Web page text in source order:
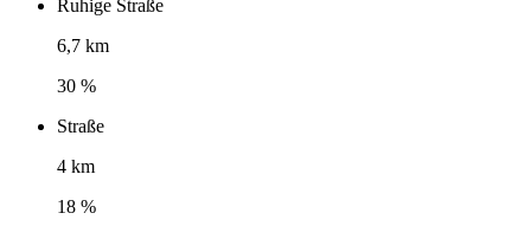
Ruhige Straße
6,7 km
30 %
Straße
4 km
18 %